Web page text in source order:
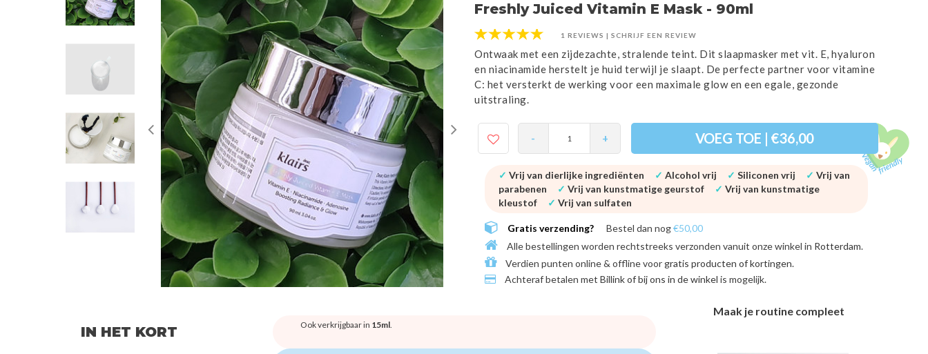
Freshly Juiced Vitamin E Mask - 90ml
1 REVIEWS | SCHRIJF EEN REVIEW
Ontwaak met een zijdezachte, stralende teint. Dit slaapmasker met vit. E, hyaluron
en niacinamide herstelt je huid terwijl je slaapt. De perfecte partner voor vitamine
C: het versterkt de werking voor een maximale glow en een egale, gezonde
uitstraling.
- + VOEG TOE | €36,00
✓ Vrij van dierlijke ingrediënten ✓ Alcohol vrij ✓ Siliconen vrij ✓ Vrij van
parabenen
✓ Vrij van kunstmatige geurstof ✓ Vrij van kunstmatige
kleustof
✓ Vrij van sulfaten
Gratis verzending? Bestel dan nog€50,00
Alle bestellingen worden rechtstreeks verzonden vanuit onze winkel in Rotterdam.
Verdien punten online & offline voor gratis producten of kortingen.
Achteraf betalen met Billink of bij ons in de winkel is mogelijk.
IN HET KORT Ook verkrijgbaar in 15ml.
Maak je routine compleet